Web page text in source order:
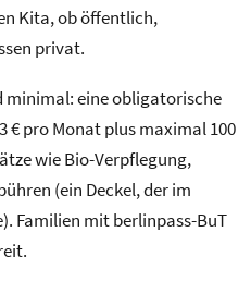
Kita, ob öffentlich,
privat.
minimal: eine obligatorische
€ pro Monat plus maximal 100
wie Bio-Verpflegung,
(ein Deckel, der im
Familien mit berlinpass-BuT